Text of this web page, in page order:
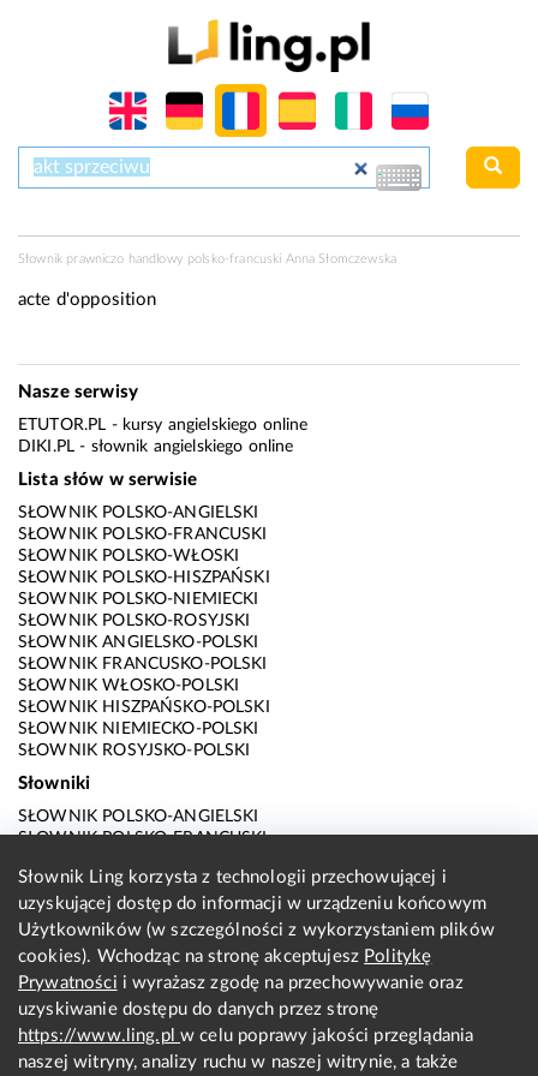
Słownik prawniczo handlowy polsko-francuski Anna Słomczewska
acte d'opposition
Nasze serwisy
ETUTOR.PL - kursy angielskiego online
DIKI.PL - słownik angielskiego online
Lista słów w serwisie
SŁOWNIK POLSKO-ANGIELSKI
SŁOWNIK POLSKO-FRANCUSKI
SŁOWNIK POLSKO-WŁOSKI
SŁOWNIK POLSKO-HISZPAŃSKI
SŁOWNIK POLSKO-NIEMIECKI
SŁOWNIK POLSKO-ROSYJSKI
SŁOWNIK ANGIELSKO-POLSKI
SŁOWNIK FRANCUSKO-POLSKI
SŁOWNIK WŁOSKO-POLSKI
SŁOWNIK HISZPAŃSKO-POLSKI
SŁOWNIK NIEMIECKO-POLSKI
SŁOWNIK ROSYJSKO-POLSKI
Słowniki
SŁOWNIK POLSKO-ANGIELSKI
SŁOWNIK POLSKO-FRANCUSKI
SŁOWNIK POLSKO-HISZPAŃSKI
SŁOWNIK POLSKO-NIEMIECKI
SŁOWNIK POLSKO-ROSYJSKI
SŁOWNIK ANGIELSKO-POLSKI
SŁOWNIK FRANCUSKO-POLSKI
SŁOWNIK WŁOSKO-POLSKI
SŁOWNIK HISZPAŃSKO-POLSKI
SŁOWNIK NIEMIECKO-POLSKI
SŁOWNIK ROSYJSKO-POLSKI
Słownik Ling korzysta z technologii przechowującej i
uzyskującej dostęp do informacji w urządzeniu końcowym
Użytkowników (w szczególności z wykorzystaniem plików
cookies). Wchodząc na stronę akceptujesz Politykę
Prywatności i wyrażasz zgodę na przechowywanie oraz
uzyskiwanie dostępu do danych przez stronę
https://www.ling.plw celu poprawy jakości przeglądania
naszej witryny, analizy ruchu w naszej witrynie, a także